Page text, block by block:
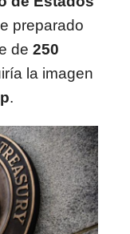
preparado
de 250
la imagen
.